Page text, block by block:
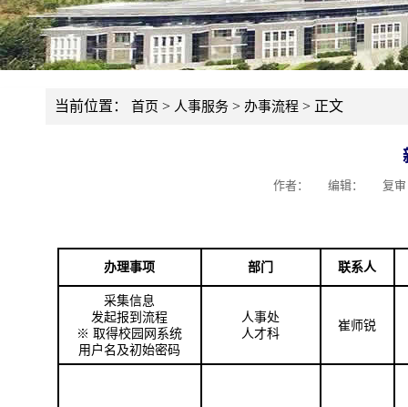
当前位置： 首页 > 人事服务 > 办事流程 > 正文
作者： 编辑： 复
办理事项 部门 联系人
采集信息
发起报到流程
※ 取得校园网系统
用户名及初始密码
人事处
人才科
崔师锐